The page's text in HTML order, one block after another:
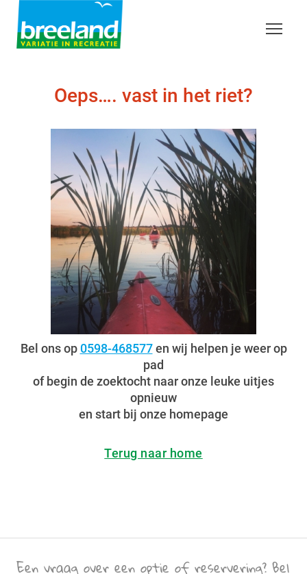
Oeps…. vast in het riet?
Bel ons op 0598-468577en wij helpen je weer op
pad
of begin de zoektocht naar onze leuke uitjes
opnieuw
en start bij onze homepage
Terug naar home
Een vraag over een optie of reservering? Bel